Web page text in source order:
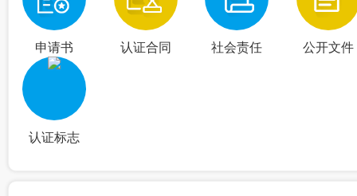
申请书 认证合同 社会责任 公开文件
认证标志